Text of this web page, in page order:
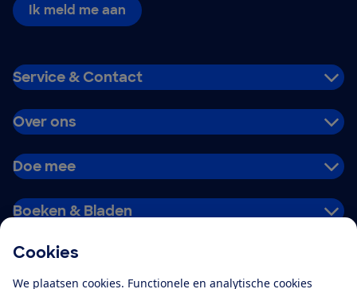
Cookies
We plaatsen cookies. Functionele en analytische cookies
Ik meld me aan
Service & Contact
Over ons
Doe mee
Boeken & Bladen